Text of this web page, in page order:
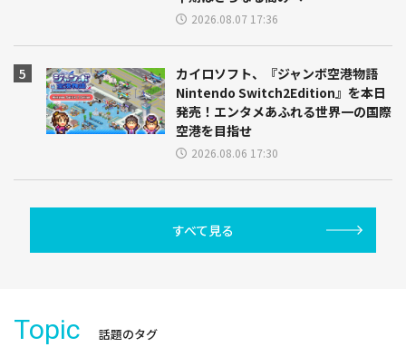
2026.08.07 17:36
カイロソフト、『ジャンボ空港物語
Nintendo Switch2Edition』を本日
発売！エンタメあふれる世界一の国際
空港を目指せ
2026.08.06 17:30
すべて見る
Topic 話題のタグ